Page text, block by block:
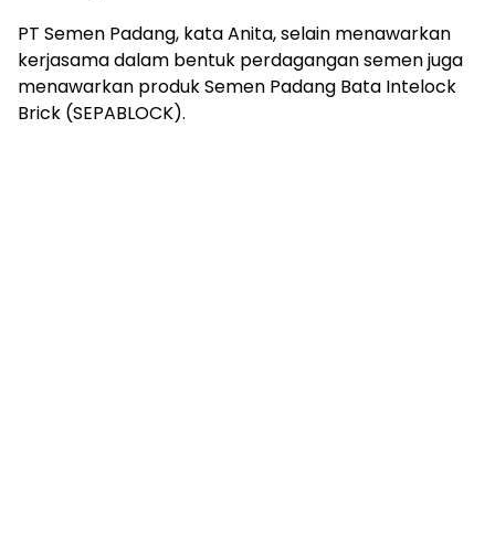
PT Semen Padang, kata Anita, selain menawarkan
kerjasama dalam bentuk perdagangan semen juga
menawarkan produk Semen Padang Bata Intelock
Brick (SEPABLOCK).